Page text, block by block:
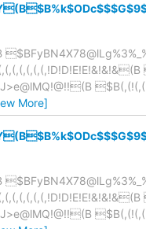
More]